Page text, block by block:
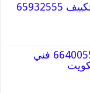
قص خرسانه وفتح كور تكييف 65932555
تظليل سيارة الكويت 66400552 فني